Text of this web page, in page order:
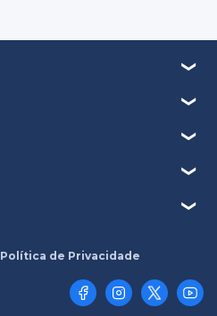
Política de Privacidade